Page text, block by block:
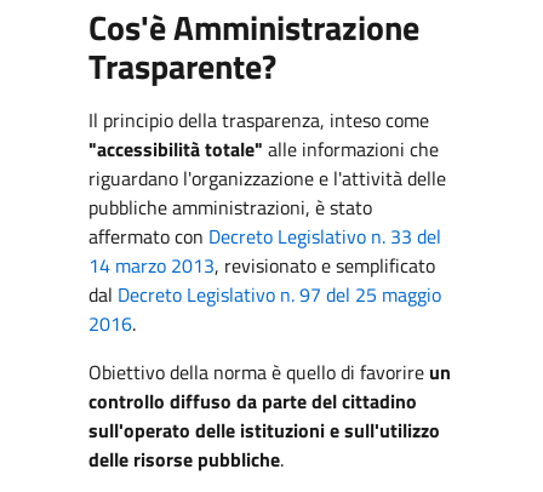
Cos'è Amministrazione
Trasparente?
Il principio della trasparenza, inteso come
"accessibilità totale" alle informazioni che
riguardano l'organizzazione e l'attività delle
pubbliche amministrazioni, è stato
affermato con Decreto Legislativo n. 33 del
14 marzo 2013, revisionato e semplificato
dal Decreto Legislativo n. 97 del 25 maggio
2016.
Obiettivo della norma è quello di favorire un
controllo diffuso da parte del cittadino
sull'operato delle istituzioni e sull'utilizzo
delle risorse pubbliche.